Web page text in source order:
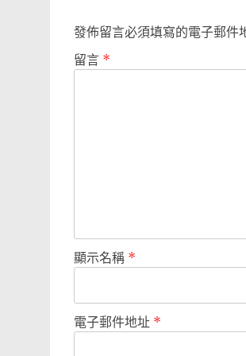
發佈留言必須填寫的電子郵件
留言 *
顯示名稱 *
電子郵件地址 *